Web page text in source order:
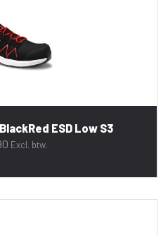
ESD Low S3
Excl. btw.